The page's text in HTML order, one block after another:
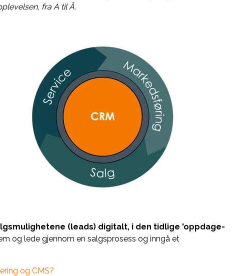
fra A til Å.
(leads) digitalt, i den tidlige 'oppdage-
og lede gjennom en salgsprosess og inngå et
og CMS?